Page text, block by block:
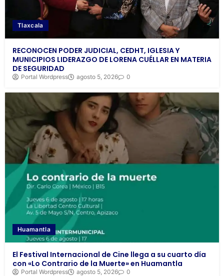
Tlaxcala
RECONOCEN PODER JUDICIAL, CEDHT, IGLESIA Y
MUNICIPIOS LIDERAZGO DE LORENA CUÉLLAR EN MATERIA
DE SEGURIDAD
Portal Wordpress agosto 5, 2026 0
Huamantla
El Festival Internacional de Cine llega a su cuarto día
con «Lo Contrario de la Muerte» en Huamantla
Portal Wordpress agosto 5, 2026 0